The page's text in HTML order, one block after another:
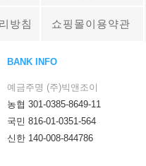
방침 쇼핑몰이용약관
BANK INFO
예금주명 (주)빅앤조이
농협 301-0385-8649-11
국민 816-01-0351-564
신한 140-008-844786